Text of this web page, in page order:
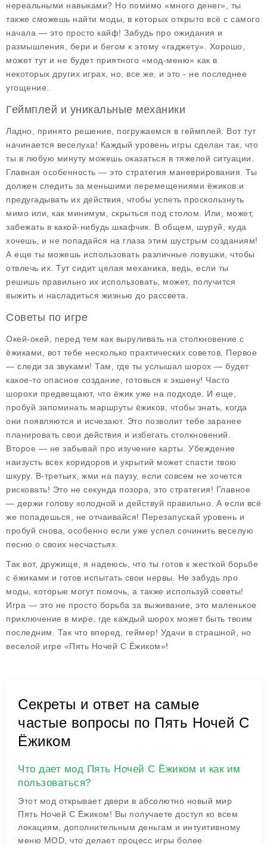
нереальными навыками? Но помимо «много денег», ты
также сможешь найти моды, в которых открыто всё с самого
начала — это просто кайф! Забудь про ожидания и
размышления, бери и бегом к этому «гаджету». Хорошо,
может тут и не будет приятного «мод-меню» как в
некоторых других играх, но, все же, и это - не последнее
угощение.
Геймплей и уникальные механики
Ладно, принято решение, погружаемся в геймплей. Вот тут
начинается веселуха! Каждый уровень игры сделан так, что
ты в любую минуту можешь оказаться в тяжелой ситуации.
Главная особенность — это стратегия маневрирования . Ты
должен следить за меньшими перемещениями ёжиков и
предугадывать их действия, чтобы успеть проскользнуть
мимо или, как минимум, скрыться под столом. Или, может,
забежать в какой-нибудь шкафчик. В общем, шуруй, куда
хочешь, и не попадайся на глаза этим шустрым созданиям!
А еще ты можешь использовать различные ловушки, чтобы
отвлечь их. Тут сидит целая механика, ведь, если ты
решишь правильно их использовать, может, получится
выжить и насладиться жизнью до рассвета.
Советы по игре
Окей-окей, перед тем как выруливать на столкновение с
ёжиками, вот тебе несколько практических советов . Первое
— следи за звуками! Там, где ты услышал шорох — будет
какое-то опасное создание, готовься к экшену! Часто
шорохи предвещают, что ёжик уже на подходе. И еще,
пробуй запоминать маршруты ёжиков, чтобы знать, когда
они появляются и исчезают. Это позволит тебе заранее
планировать свои действия и избегать столкновений.
Второе — не забывай про изучение карты. Убеждение
наизусть всех коридоров и укрытий может спасти твою
шкуру. В-третьих, жми на паузу, если совсем не хочется
рисковать! Это не секунда позора, это стратегия! Главное
— держи голову холодной и действуй правильно. А если всё
же попадешься, не отчаивайся! Перезапускай уровень и
пробуй снова, особенно если уже успел сочинить веселую
песню о своих несчастьях.
Так вот, дружище, я надеюсь, что ты готов к жесткой борьбе
с ёжиками и готов испытать свои нервы. Не забудь про
моды, которые могут помочь, а также используй советы!
Игра — это не просто борьба за выживание, это маленькое
приключение в мире, где каждый шорох может быть твоим
последним. Так что вперед, геймер! Удачи в страшной, но
веселой игре «Пять Ночей С Ёжиком»!
Секреты и ответ на самые
частые вопросы по Пять Ночей С
Ёжиком
Что дает мод Пять Ночей С Ёжиком и как им
пользоваться?
Этот мод открывает двери в абсолютно новый мир
Пять Ночей С Ёжиком! Вы получаете доступ ко всем
локациям, дополнительным деньгам и интуитивному
меню MOD, что делает процесс игры более